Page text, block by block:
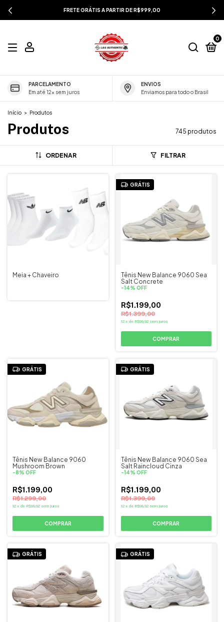
FRETE GRÁTIS A PARTIR DE R$999,00
0
PARCELAMENTO
Em até 12x sem juros
ENVIOS
Enviamos para todo o Brasil
Início > Produtos
Produtos 745 produtos
ORDENAR FILTRAR
Meia + Chaveiro
GRÁTIS
Tênis New Balance 9060 Sea
Salt Concrete
-14% OFF
R$1.199,00
R$1.399,00
12 x de R$99,92 sem juros
COMPRAR
GRÁTIS
Tênis New Balance 9060
Mushroom Brown
-8% OFF
R$1.199,00
R$1.299,00
12 x de R$99,92 sem juros
COMPRAR
GRÁTIS
Tênis New Balance 9060 Sea
Salt Raincloud Cinza
-14% OFF
R$1.199,00
R$1.399,00
12 x de R$99,92 sem juros
COMPRAR
GRÁTIS GRÁTIS